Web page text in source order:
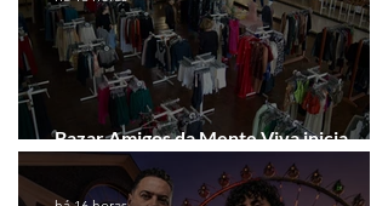
Bazar Amigos da Mente Viva inicia
arrecadação em Gramado e Canela